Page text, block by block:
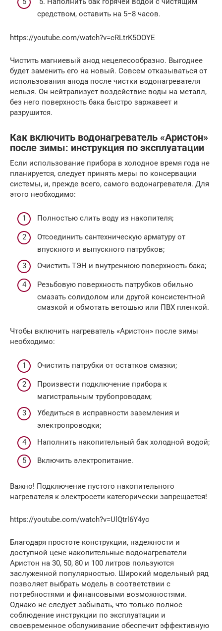
средством, оставить на 5−8 часов.
https://youtube.com/watch?v=cRLtrK5OOYE
Чистить магниевый анод нецелесообразно. Выгоднее
будет заменить его на новый. Совсем отказываться от
использования анода после чистки водонагревателя
нельзя. Он нейтрализует воздействие воды на металл,
без него поверхность бака быстро заржавеет и
разрушится.
Как включить водонагреватель «Аристон»
после зимы: инструкция по эксплуатации
Если использование прибора в холодное время года не
планируется, следует принять меры по консервации
системы, и, прежде всего, самого водонагревателя. Для
этого необходимо:
Полностью слить воду из накопителя;
Отсоединить сантехническую арматуру от
впускного и выпускного патрубков;
Очистить ТЭН и внутреннюю поверхность бака;
Резьбовую поверхность патрубков обильно
смазать солидолом или другой консистентной
смазкой и обмотать ветошью или ПВХ пленкой.
Чтобы включить нагреватель «Аристон» после зимы
необходимо:
Очистить патрубки от остатков смазки;
Произвести подключение прибора к
магистральным трубопроводам;
Убедиться в исправности заземления и
электропроводки;
Наполнить накопительный бак холодной водой;
Включить электропитание.
Важно! Подключение пустого накопительного
нагревателя к электросети категорически запрещается!
https://youtube.com/watch?v=UlQtrl6Y4yc
Благодаря простоте конструкции, надежности и
доступной цене накопительные водонагреватели
Аристон на 30, 50, 80 и 100 литров пользуются
заслуженной популярностью. Широкий модельный ряд
позволяет выбрать модель в соответствии с
потребностями и финансовыми возможностями.
Однако не следует забывать, что только полное
соблюдение инструкции по эксплуатации и
своевременное обслуживание обеспечит эффективную